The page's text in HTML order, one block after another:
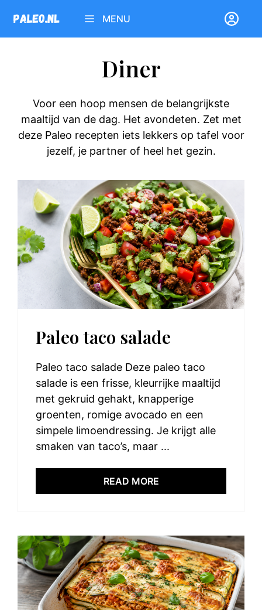
naar
de
MENU
Diner
Voor een hoop mensen de belangrijkste
maaltijd van de dag. Het avondeten. Zet met
deze Paleo recepten iets lekkers op tafel voor
jezelf, je partner of heel het gezin.
Paleo taco salade
Paleo taco salade Deze paleo taco
salade is een frisse, kleurrijke maaltijd
met gekruid gehakt, knapperige
groenten, romige avocado en een
simpele limoendressing. Je krijgt alle
smaken van taco’s, maar ...
READ MORE